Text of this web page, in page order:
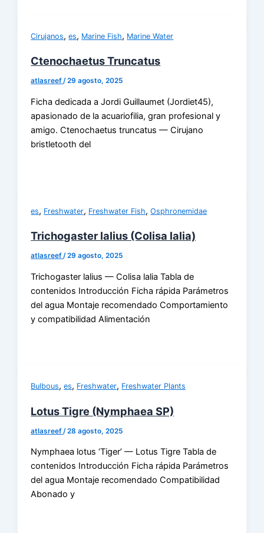
Cirujanos,es, Marine Fish, Marine Water
Ctenochaetus Truncatus
atlasreef/29 agosto, 2025
Ficha dedicada a Jordi Guillaumet (Jordiet45),
apasionado de la acuariofilia, gran profesional y
amigo. Ctenochaetus truncatus — Cirujano
bristletooth del
es, Freshwater, Freshwater Fish,Osphronemidae
Trichogaster lalius (Colisa lalia)
atlasreef/29 agosto, 2025
Trichogaster lalius — Colisa lalia Tabla de
contenidos Introducción Ficha rápida Parámetros
del agua Montaje recomendado Comportamiento
y compatibilidad Alimentación
Bulbous,es, Freshwater, Freshwater Plants
Lotus Tigre (Nymphaea SP)
atlasreef /28 agosto, 2025
Nymphaea lotus ‘Tiger’ — Lotus Tigre Tabla de
contenidos Introducción Ficha rápida Parámetros
del agua Montaje recomendado Compatibilidad
Abonado y